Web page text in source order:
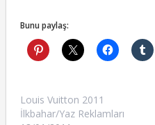
Bunu paylaş:
Louis Vuitton 2011
İlkbahar/Yaz Reklamları